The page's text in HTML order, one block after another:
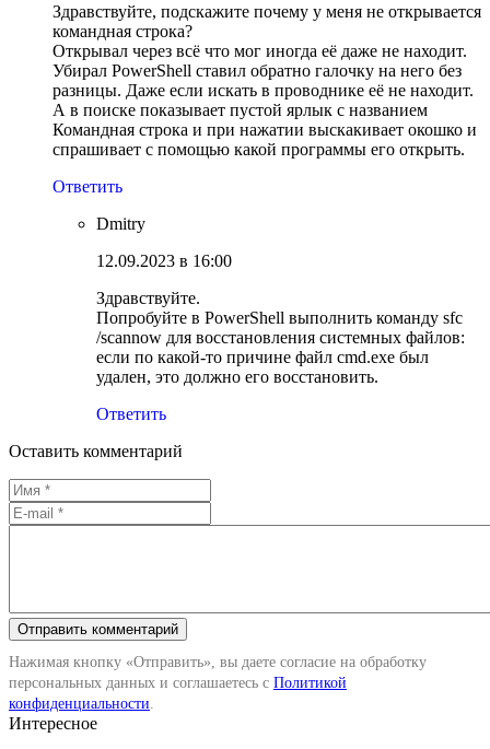
Здравствуйте, подскажите почему у меня не открывается
командная строка?
Открывал через всё что мог иногда её даже не находит.
Убирал PowerShell ставил обратно галочку на него без
разницы. Даже если искать в проводнике её не находит.
А в поиске показывает пустой ярлык с названием
Командная строка и при нажатии выскакивает окошко и
спрашивает с помощью какой программы его открыть.
Ответить
Dmitry
12.09.2023 в 16:00
Здравствуйте.
Попробуйте в PowerShell выполнить команду sfc
/scannow для восстановления системных файлов:
если по какой-то причине файл cmd.exe был
удален, это должно его восстановить.
Ответить
Оставить комментарий
Нажимая кнопку «Отправить», вы даете согласие на обработку
персональных данных и соглашаетесь с Политикой
конфиденциальности
Интересное